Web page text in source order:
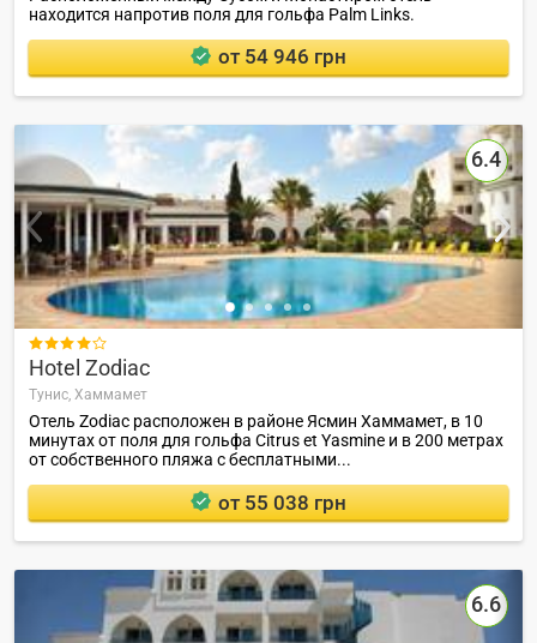
находится напротив поля для гольфа Palm Links.
от 54 946 грн
6.4

Hotel Zodiac
Тунис, Хаммамет
Отель Zodiac расположен в районе Ясмин Хаммамет, в 10
минутах от поля для гольфа Citrus et Yasmine и в 200 метрах
от собственного пляжа с бесплатными...
от 55 038 грн
6.6